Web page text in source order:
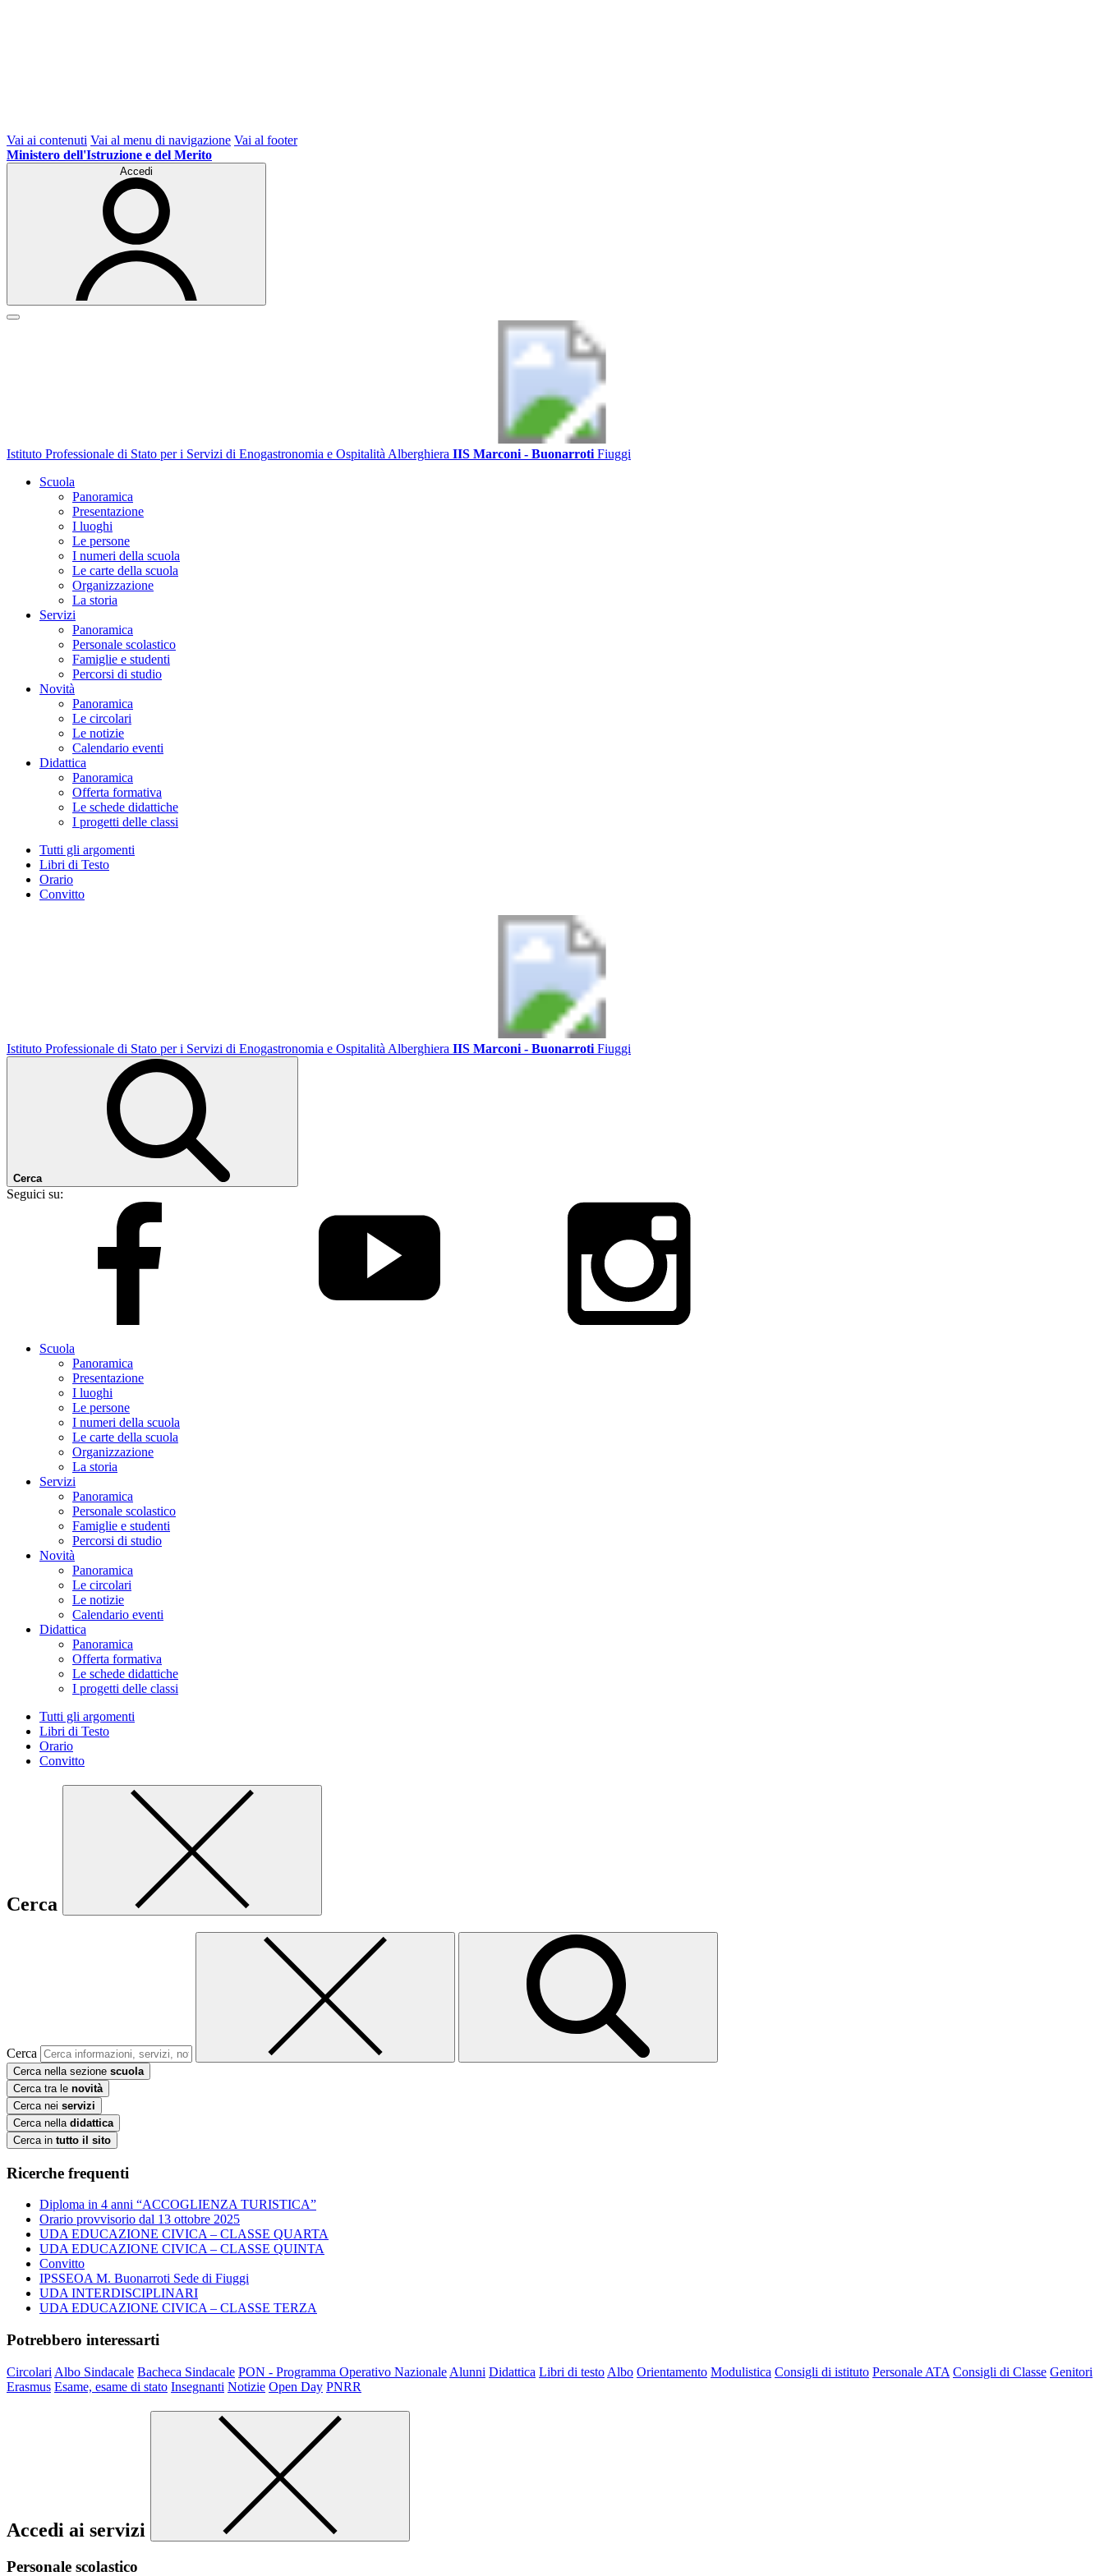
Vai ai contenuti Vai al menu di navigazione Vai al footer
Ministero dell'Istruzione e del Merito
Accedi
Istituto Professionale di Stato per i Servizi di Enogastronomia e Ospitalità Alberghiera IIS Marconi - Buonarroti Fiuggi
Scuola
Panoramica
Presentazione
I luoghi
Le persone
I numeri della scuola
Le carte della scuola
Organizzazione
La storia
Servizi
Panoramica
Personale scolastico
Famiglie e studenti
Percorsi di studio
Novità
Panoramica
Le circolari
Le notizie
Calendario eventi
Didattica
Panoramica
Offerta formativa
Le schede didattiche
I progetti delle classi
Tutti gli argomenti
Libri di Testo
Orario
Convitto
Istituto Professionale di Stato per i Servizi di Enogastronomia e Ospitalità Alberghiera IIS Marconi - Buonarroti Fiuggi
Cerca
Seguici su:
Scuola
Panoramica
Presentazione
I luoghi
Le persone
I numeri della scuola
Le carte della scuola
Organizzazione
La storia
Servizi
Panoramica
Personale scolastico
Famiglie e studenti
Percorsi di studio
Novità
Panoramica
Le circolari
Le notizie
Calendario eventi
Didattica
Panoramica
Offerta formativa
Le schede didattiche
I progetti delle classi
Tutti gli argomenti
Libri di Testo
Orario
Convitto
Cerca
Cerca
Cerca nella sezione scuola
Cerca tra le novità
Cerca nei servizi
Cerca nella didattica
Cerca in tutto il sito
Ricerche frequenti
Diploma in 4 anni “ACCOGLIENZA TURISTICA”
Orario provvisorio dal 13 ottobre 2025
UDA EDUCAZIONE CIVICA – CLASSE QUARTA
UDA EDUCAZIONE CIVICA – CLASSE QUINTA
Convitto
IPSSEOA M. Buonarroti Sede di Fiuggi
UDA INTERDISCIPLINARI
UDA EDUCAZIONE CIVICA – CLASSE TERZA
Potrebbero interessarti
Circolari Albo Sindacale Bacheca Sindacale PON - Programma Operativo Nazionale Alunni Didattica Libri di testo Albo Orientamento Modulistica Consigli di istituto Personale ATA Consigli di Classe Genitori
Erasmus Esame, esame di stato Insegnanti Notizie Open Day PNRR
Accedi ai servizi
Personale scolastico